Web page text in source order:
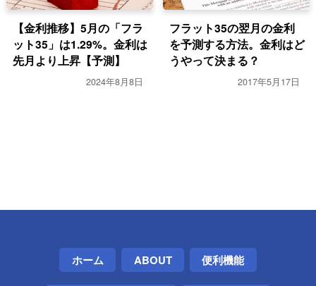
【金利推移】5月の「フラ
ット35」は1.29%。金利は
先月より上昇【予測】
2024年8月8日
フラット35の翌月の金利
を予測する方法。金利はど
うやって決まる？
2017年5月17日
ホーム ABOUT 便利機能